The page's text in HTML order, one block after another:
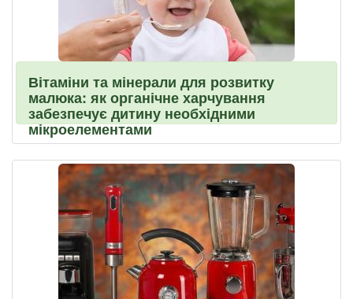
Вітаміни та мінерали для розвитку
малюка: як органічне харчування
забезпечує дитину необхідними
мікроелементами